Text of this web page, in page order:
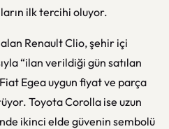
ilk tercihi oluyor.
Renault Clio, şehir içi
“ilan verildiği gün satılan
Egea uygun fiyat ve parça
Toyota Corolla ise uzun
ikinci elde güvenin sembolü